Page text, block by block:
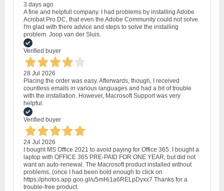
3 days ago
A fine and helpfull company. I had problems by installing Adobe
Acrobat Pro DC, that even the Adobe Community could not solve.
I'm glad with there advice and steps to solve the installing
problem. Joop van der Sluis.
Verified buyer
28 Jul 2026
Placing the order was easy. Afterwards, though, I received
countless emails in various languages and had a bit of trouble
with the installation. However, Macrosoft Support was very
helpful.
Verified buyer
24 Jul 2026
I bought MS Office 2021 to avoid paying for Office 365. I bought a
laptop with OFFICE 365 PRE-PAID FOR ONE YEAR, but did not
want an auto-renewal. The Macrosoft product installed without
problems, (once I had been bold enough to click on
https://photos.app.goo.gl/u5mHi1a6RELpDyxx7 Thanks for a
trouble-free product.